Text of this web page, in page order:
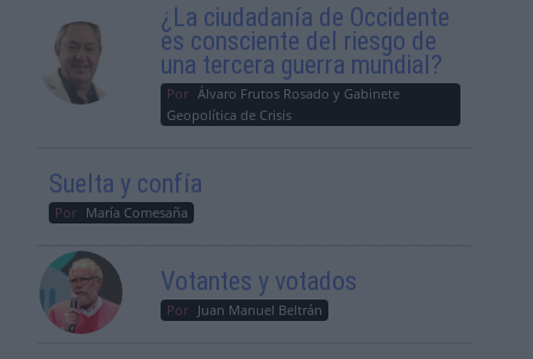
¿La ciudadanía de Occidente
es consciente del riesgo de
una tercera guerra mundial?
Por Álvaro Frutos Rosado y Gabinete
Geopolítica de Crisis
Suelta y confía
Por María Comesaña
Votantes y votados
Por Juan Manuel Beltrán